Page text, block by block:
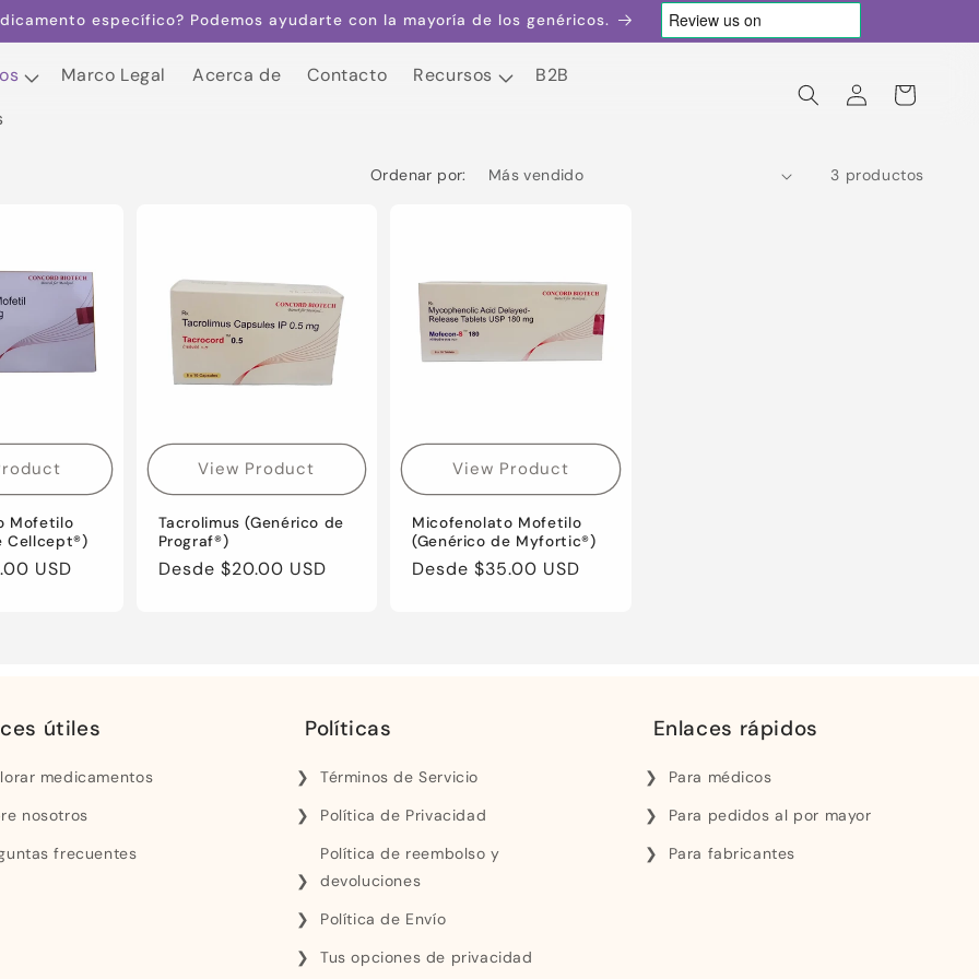
específico? Podemos ayudarte con la mayoría de los genéricos.
Marco Legal
Acerca de
Contacto
Recursos
B2B
Iniciar
sesión
Carrito
Ordenar por: 3 productos
Mofetilo
Cellcept®)
USD
Tacrolimus (Genérico de
Prograf®)
Precio
Desde $20.00 USD
View Product
Micofenolato Mofetilo
(Genérico de Myfortic®)
Precio
Desde $35.00 USD
View Product
útiles
medicamentos
nosotros
frecuentes
Políticas
Términos de Servicio
Política de Privacidad
Política de reembolso y
devoluciones
Política de Envío
Tus opciones de privacidad
Enlaces rápidos
Para médicos
Para pedidos al por mayor
Para fabricantes